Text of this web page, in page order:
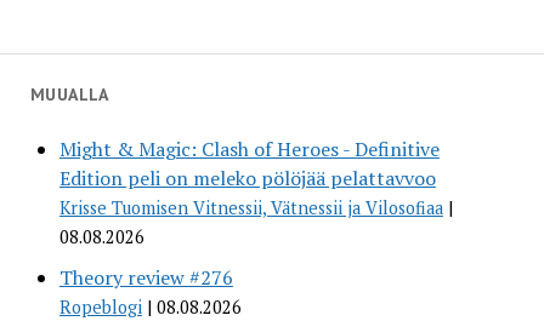
MUUALLA
Might & Magic: Clash of Heroes - Definitive
Edition peli on meleko pölöjää pelattavvoo
Krisse Tuomisen Vitnessii, Vätnessii ja Vilosofiaa
08.08.2026
Theory review #276
Ropeblogi 08.08.2026